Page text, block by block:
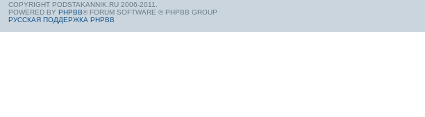
COPYRIGHT PODSTAKANNIK.RU 2006-2011.
POWERED BY PHPBB® FORUM SOFTWARE © PHPBB GROUP
РУССКАЯ ПОДДЕРЖКА PHPBB